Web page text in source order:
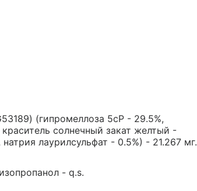
(гипромеллоза 5cP - 29.5%,
солнечный закат желтый -
лаурилсульфат - 0.5%) - 21.267 мг.
- q.s.